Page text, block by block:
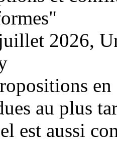
2026,
au plus
est aussi